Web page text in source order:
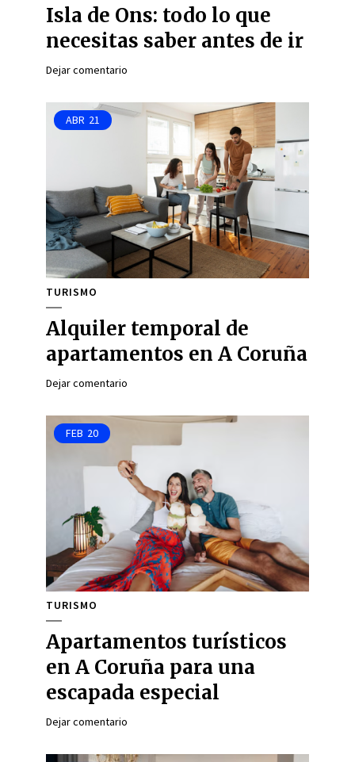
Isla de Ons: todo lo que
necesitas saber antes de ir
Dejar comentario
ABR 21
TURISMO
Alquiler temporal de
apartamentos en A Coruña
Dejar comentario
FEB 20
TURISMO
Apartamentos turísticos
en A Coruña para una
escapada especial
Dejar comentario